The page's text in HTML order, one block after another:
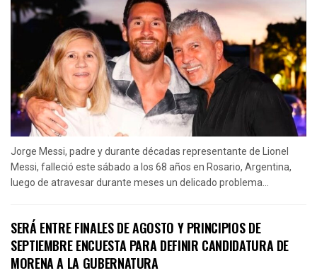
Jorge Messi, padre y durante décadas representante de Lionel
Messi, falleció este sábado a los 68 años en Rosario, Argentina,
luego de atravesar durante meses un delicado problema...
SERÁ ENTRE FINALES DE AGOSTO Y PRINCIPIOS DE
SEPTIEMBRE ENCUESTA PARA DEFINIR CANDIDATURA DE
MORENA A LA GUBERNATURA